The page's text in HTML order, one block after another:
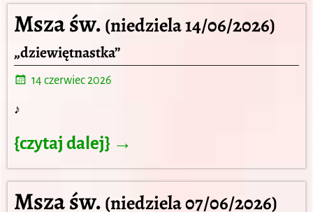
Msza św.(niedziela 14/06/2026)
„dziewiętnastka”
14 czerwiec 2026
♪
{czytaj dalej} →
Msza św.(niedziela 07/06/2026)